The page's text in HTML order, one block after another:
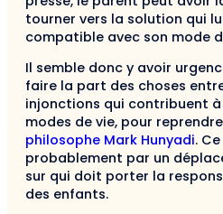
tourner vers la solution qui
compatible avec son mode
Il semble donc y avoir
faire la part des choses
injonctions qui contribuent à
modes de vie, pour reprendre
philosophe Mark Hunyadi.
probablement par un
sur qui doit porter la
des enfants.